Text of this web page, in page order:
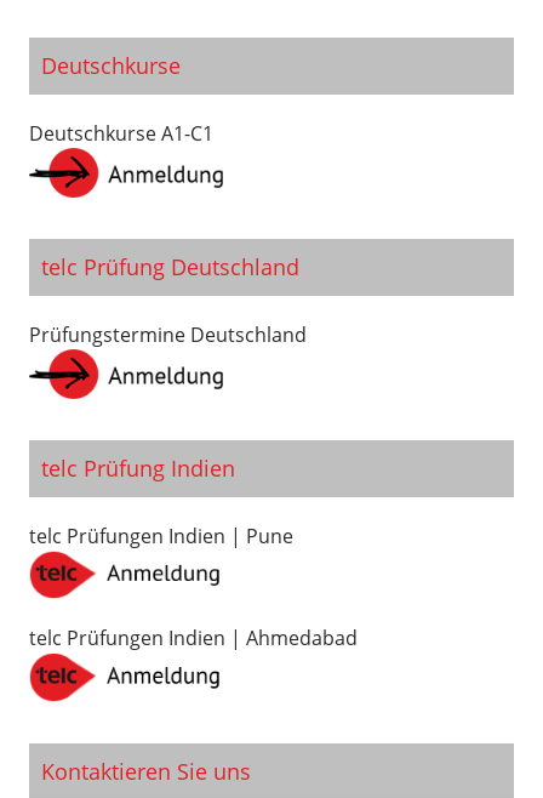
Deutschkurse
Deutschkurse A1-C1
telc Prüfung Deutschland
Prüfungstermine Deutschland
telc Prüfung Indien
telc Prüfungen Indien | Pune
telc Prüfungen Indien | Ahmedabad
Kontaktieren Sie uns